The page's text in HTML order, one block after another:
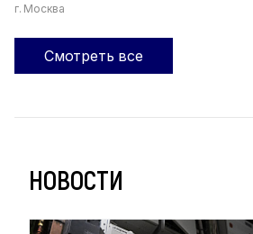
г. Москва
Смотреть все
НОВОСТИ